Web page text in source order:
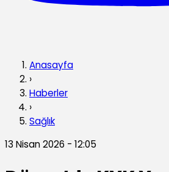
Anasayfa
›
Haberler
›
Sağlık
13 Nisan 2026 - 12:05